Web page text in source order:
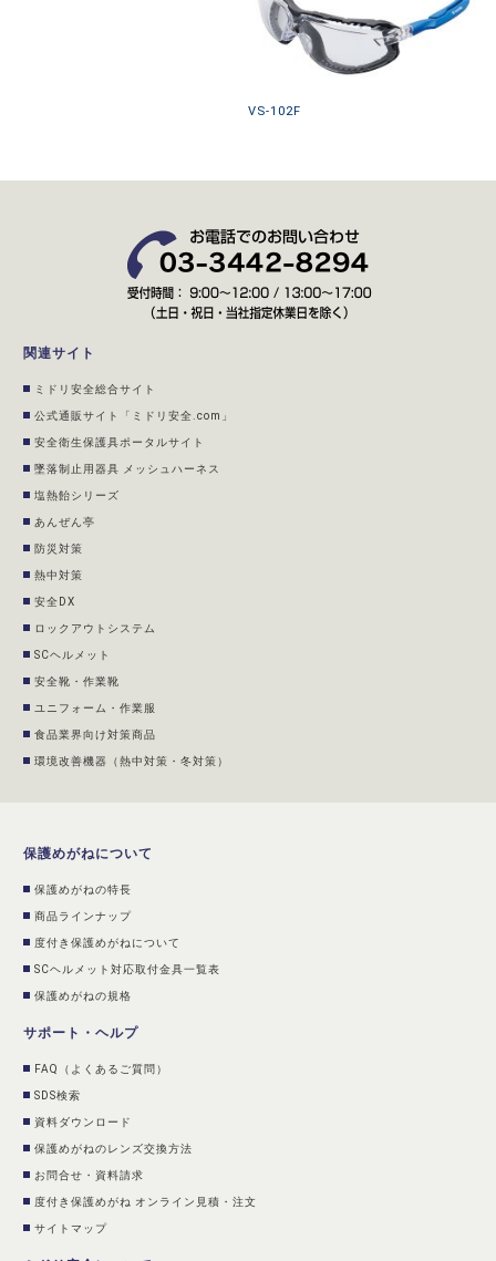
VS-102F
関連サイト
ミドリ安全総合サイト
公式通販サイト「ミドリ安全.com」
安全衛生保護具ポータルサイト
墜落制止用器具 メッシュハーネス
塩熱飴シリーズ
あんぜん亭
防災対策
熱中対策
安全DX
ロックアウトシステム
SCヘルメット
安全靴・作業靴
ユニフォーム・作業服
食品業界向け対策商品
環境改善機器（熱中対策・冬対策）
保護めがねについて
保護めがねの特長
商品ラインナップ
度付き保護めがねについて
SCヘルメット対応取付金具一覧表
保護めがねの規格
サポート・ヘルプ
FAQ（よくあるご質問）
SDS検索
資料ダウンロード
保護めがねのレンズ交換方法
お問合せ・資料請求
度付き保護めがね オンライン見積・注文
サイトマップ